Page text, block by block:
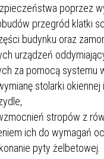
poprzez
przegród klatki
budynku oraz
urządzeń
za pomocą systemu
stolarki
stropów z
ich do wymagań
pyty żelbetowej.